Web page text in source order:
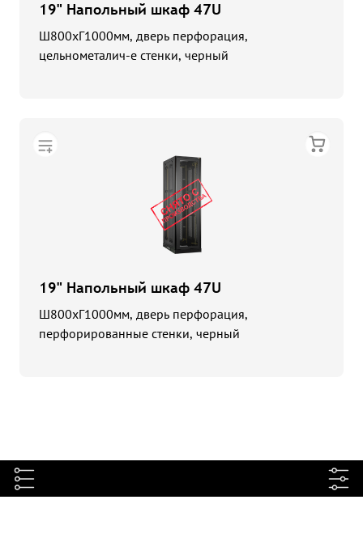
19" Напольный шкаф 47U
Ш800хГ1000мм, дверь перфорация,
цельнометалич-е стенки, черный
19" Напольный шкаф 47U
Ш800хГ1000мм, дверь перфорация,
перфорированные стенки, черный